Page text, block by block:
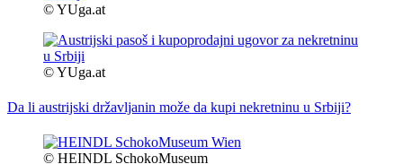
© YUga.at
© YUga.at
Da li austrijski državljanin može da kupi nekretninu u Srbiji?
© HEINDL SchokoMuseum